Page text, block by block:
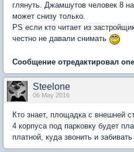
глянуть. Джамшутов человек 8
может снизу только.
PS если кто читает из
честно не давали снимать
Сообщение отредактировал
Steelone
06 May 2016
Кто знает, площадка с внешней
4 корпуса под парковку будет
платной, куда звонить и